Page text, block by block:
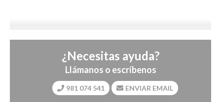
¿Necesitas ayuda?
Llámanos o escríbenos
981 074 541 ENVIAR EMAIL